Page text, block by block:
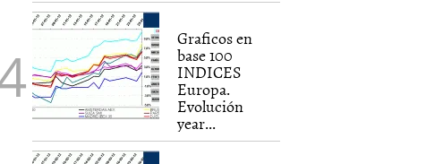
Graficos en
base 100
INDICES
Europa.
Evolución
year...